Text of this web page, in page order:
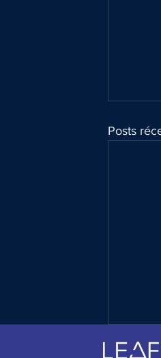
Posts